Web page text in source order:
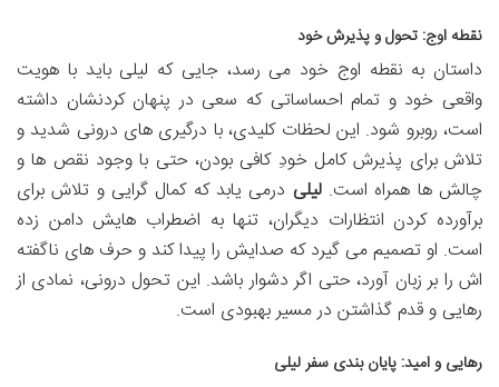
نقطه اوج: تحول و پذیرش خود
داستان به نقطه اوج خود می رسد، جایی که لیلی باید با هویت
واقعی خود و تمام احساساتی که سعی در پنهان کردنشان داشته
است، روبرو شود. این لحظات کلیدی، با درگیری های درونی شدید و
تلاش برای پذیرش کامل خودِ کافی بودن، حتی با وجود نقص ها و
چالش ها همراه است.لیلی درمی یابد که کمال گرایی و تلاش برای
برآورده کردن انتظارات دیگران، تنها به اضطراب هایش دامن زده
است. او تصمیم می گیرد که صدایش را پیدا کند و حرف های ناگفته
اش را بر زبان آورد، حتی اگر دشوار باشد. این تحول درونی، نمادی از
رهایی و قدم گذاشتن در مسیر بهبودی است.
رهایی و امید: پایان بندی سفر لیلی